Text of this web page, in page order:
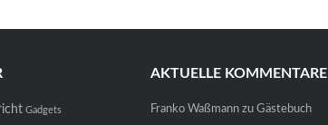
Gadgets
AKTUELLE KOMMENTARE
Franko Waßmann zuGästebuch